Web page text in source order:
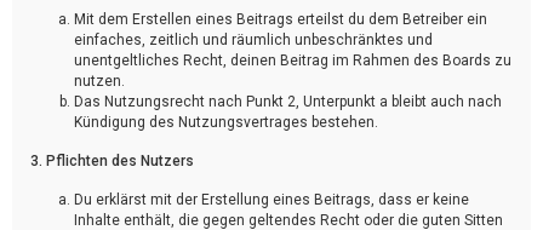
Mit dem Erstellen eines Beitrags erteilst du dem Betreiber ein
einfaches, zeitlich und räumlich unbeschränktes und
unentgeltliches Recht, deinen Beitrag im Rahmen des Boards zu
nutzen.
Das Nutzungsrecht nach Punkt 2, Unterpunkt a bleibt auch nach
Kündigung des Nutzungsvertrages bestehen.
3. Pflichten des Nutzers
Du erklärst mit der Erstellung eines Beitrags, dass er keine
Inhalte enthält, die gegen geltendes Recht oder die guten Sitten